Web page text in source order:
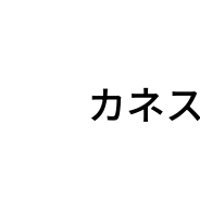
カネ